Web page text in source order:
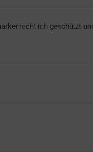
geschützt